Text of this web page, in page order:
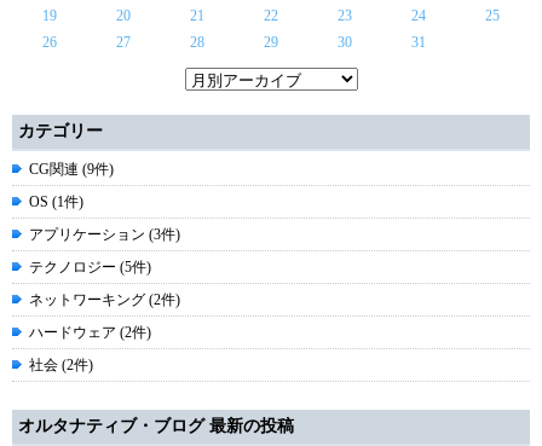
19
20 21 22 23 24
25
26
27 28 29 30 31
カテゴリー
CG関連 (9件)
OS (1件)
アプリケーション (3件)
テクノロジー (5件)
ネットワーキング (2件)
ハードウェア (2件)
社会 (2件)
オルタナティブ・ブログ 最新の投稿